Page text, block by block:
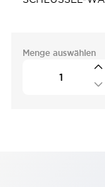
Menge auswählen